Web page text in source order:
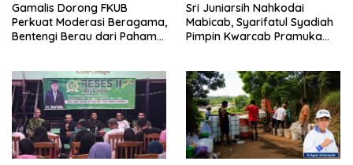
Gamalis Dorong FKUB
Perkuat Moderasi Beragama,
Bentengi Berau dari Paham
Sri Juniarsih Nahkodai
Mabicab, Syarifatul Syadiah
Pimpin Kwarcab Pramuka